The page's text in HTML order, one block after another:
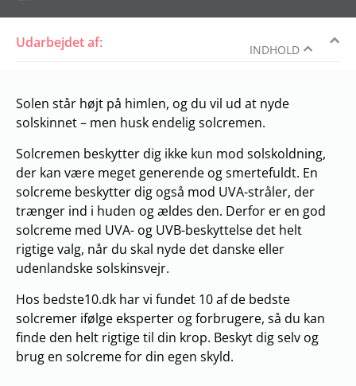
Udarbejdet af: INDHOLD
Solen står højt på himlen, og du vil ud at nyde
solskinnet – men husk endelig solcremen.
Solcremen beskytter dig ikke kun mod solskoldning,
der kan være meget generende og smertefuldt. En
solcreme beskytter dig også mod UVA-stråler, der
trænger ind i huden og ældes den. Derfor er en god
solcreme med UVA- og UVB-beskyttelse det helt
rigtige valg, når du skal nyde det danske eller
udenlandske solskinsvejr.
Hos bedste10.dk har vi fundet 10 af de bedste
solcremer ifølge eksperter og forbrugere, så du kan
finde den helt rigtige til din krop. Beskyt dig selv og
brug en solcreme for din egen skyld.